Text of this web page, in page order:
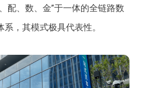
配、数、金”于一体的全链路数
，其模式极具代表性。